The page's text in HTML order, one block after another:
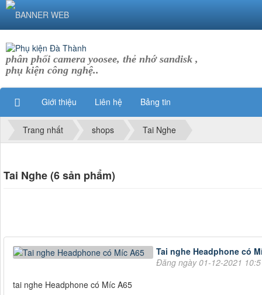
phân phối camera yoosee, thẻ nhớ sandisk ,
phụ kiện công nghệ..
Giới thiệu Liên hệ Bảng tin
Trang nhất shops Tai Nghe
Tai Nghe (6 sản phẩm)
Tai nghe Headphone có
Đăng ngày 01-12-2021
tai nghe Headphone có Míc A65